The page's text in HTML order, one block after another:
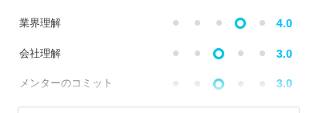
業界理解 4.0
会社理解 3.0
メンターのコミット 3.0